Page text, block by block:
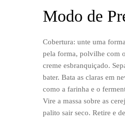
Modo de
Cobertura: unte uma
pela forma, polvilhe com
creme esbranquiçado.
bater. Bata as claras em
como a farinha e o
Vire a massa sobre as
palito sair seco. Retire e